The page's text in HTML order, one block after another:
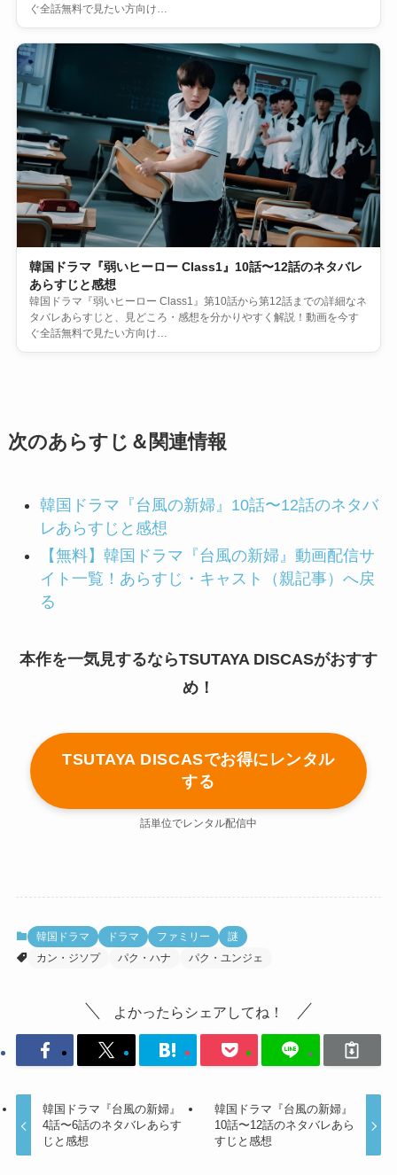
ぐ全話無料で見たい方向け…
韓国ドラマ『弱いヒーロー Class1』10話〜12話のネタバレ
あらすじと感想
韓国ドラマ『弱いヒーロー Class1』第10話から第12話までの詳細なネ
タバレあらすじと、見どころ・感想を分かりやすく解説！動画を今す
ぐ全話無料で見たい方向け…
次のあらすじ＆関連情報
韓国ドラマ『台風の新婦』10話〜12話のネタバ
レあらすじと感想
【無料】韓国ドラマ『台風の新婦』動画配信サ
イト一覧！あらすじ・キャスト（親記事）へ戻
る
本作を一気見するならTSUTAYA DISCASがおすす
め！
TSUTAYA DISCASでお得にレンタル
する
話単位でレンタル配信中
韓国ドラマ ドラマ ファミリー
謎
カン・ジソプ
パク・ハナ パク・ユンジェ
よかったらシェアしてね！
韓国ドラマ『台風の新婦』
4話〜6話のネタバレあらす
じと感想
韓国ドラマ『台風の新婦』
10話〜12話のネタバレあら
すじと感想